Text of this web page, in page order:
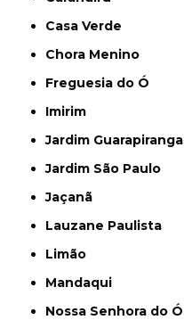
Casa Verde
Chora Menino
Freguesia do Ó
Imirim
Jardim Guarapiranga
Jardim São Paulo
Jaçanã
Lauzane Paulista
Limão
Mandaqui
Nossa Senhora do Ó